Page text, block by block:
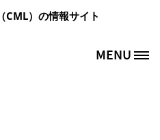
メインコンテンツに移動
CML）の情報サイト
MENU